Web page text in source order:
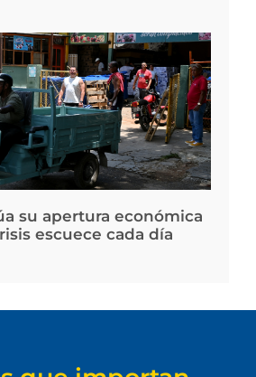
su apertura económica
escuece cada día